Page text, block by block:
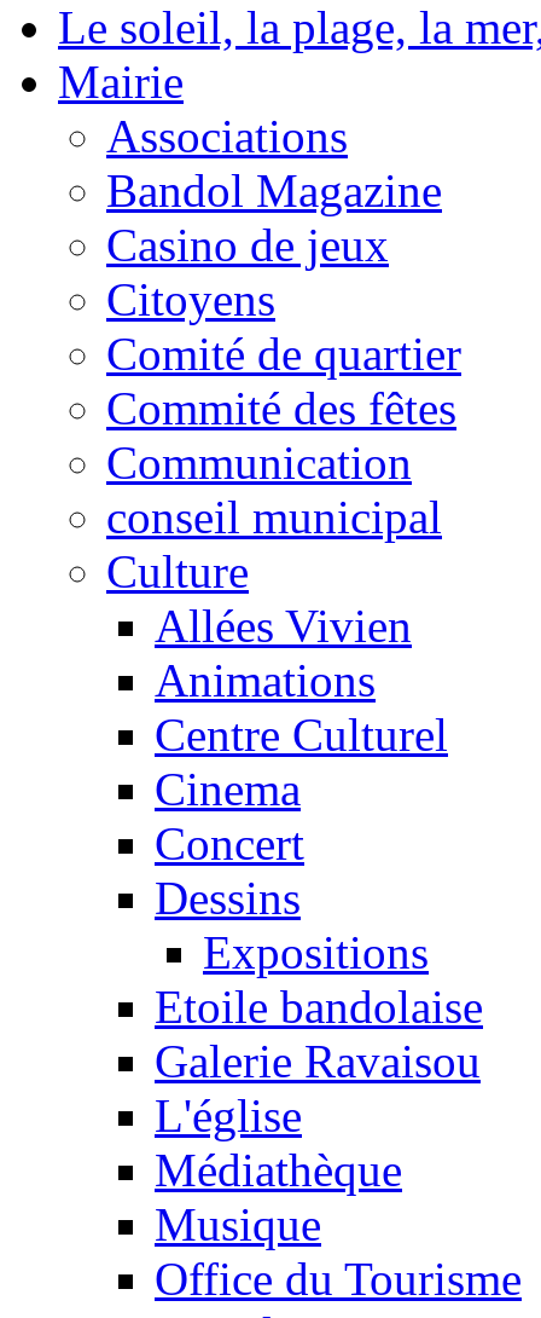
Le soleil, la plage, la
Mairie
Associations
Bandol Magazine
Casino de jeux
Citoyens
Comité de quartier
Commité des fêtes
Communication
conseil municipal
Culture
Allées Vivien
Animations
Centre Culturel
Cinema
Concert
Dessins
Expositions
Etoile bandolaise
Galerie Ravaisou
L'église
Médiathèque
Musique
Office du Tourisme